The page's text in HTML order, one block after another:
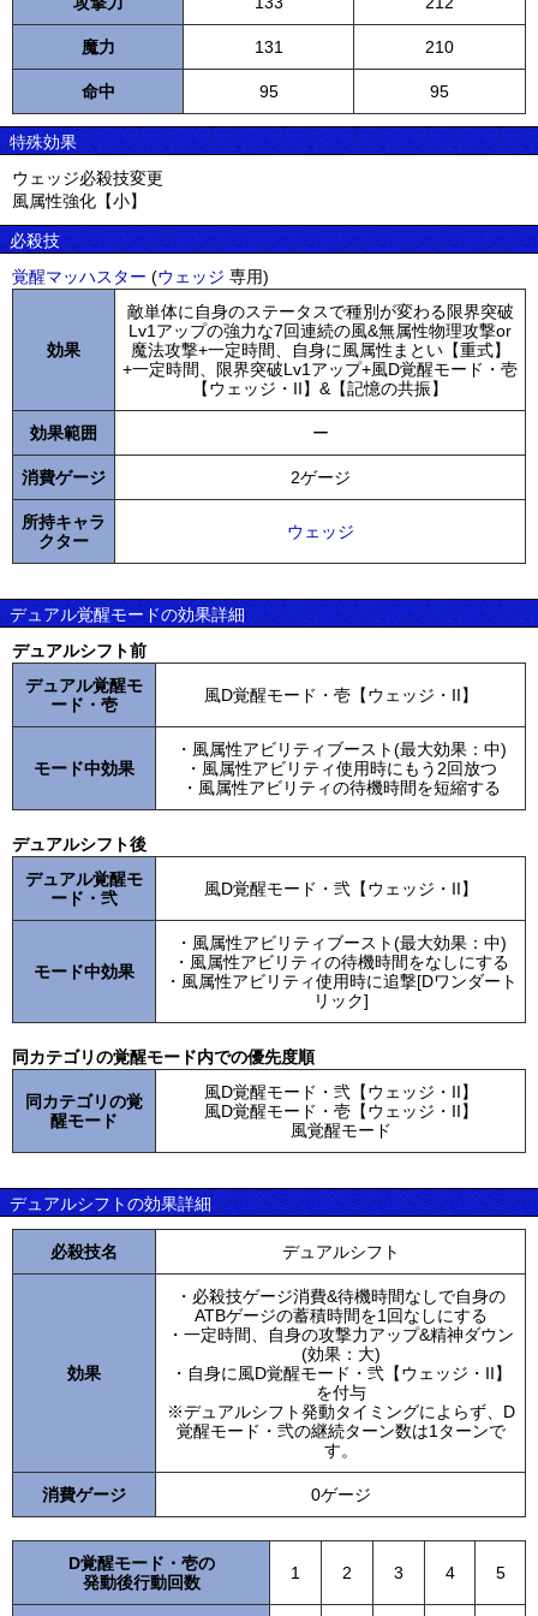
魔力 131 210
命中 95 95
特殊効果
ウェッジ必殺技変更
風属性強化【小】
必殺技
覚醒マッハスター (ウェッジ 専用)
効果
敵単体に自身のステータスで種別が変わる限界突破
Lv1アップの強力な7回連続の風&無属性物理攻撃or
魔法攻撃+一定時間、自身に風属性まとい【重式】
+一定時間、限界突破Lv1アップ+風D覚醒モード・壱
【ウェッジ・II】&【記憶の共振】
効果範囲 ー
消費ゲージ 2ゲージ
所持キャラ
クター
ウェッジ
デュアル覚醒モードの効果詳細
デュアルシフト前
デュアル覚醒モ
ード・壱
風D覚醒モード・壱【ウェッジ・II】
モード中効果
・風属性アビリティブースト(最大効果：中)
・風属性アビリティ使用時にもう2回放つ
・風属性アビリティの待機時間を短縮する
デュアルシフト後
デュアル覚醒モ
ード・弐
風D覚醒モード・弐【ウェッジ・II】
モード中効果
・風属性アビリティブースト(最大効果：中)
・風属性アビリティの待機時間をなしにする
・風属性アビリティ使用時に追撃[Dワンダート
リック]
同カテゴリの覚醒モード内での優先度順
同カテゴリの覚
醒モード
風D覚醒モード・弐【ウェッジ・II】
風D覚醒モード・壱【ウェッジ・II】
風覚醒モード
デュアルシフトの効果詳細
必殺技名 デュアルシフト
効果
・必殺技ゲージ消費&待機時間なしで自身の
ATBゲージの蓄積時間を1回なしにする
・一定時間、自身の攻撃力アップ&精神ダウン
(効果：大)
・自身に風D覚醒モード・弐【ウェッジ・II】
を付与
※デュアルシフト発動タイミングによらず、D
覚醒モード・弐の継続ターン数は1ターンで
す。
消費ゲージ 0ゲージ
D覚醒モード・壱の
発動後行動回数
1 2 3 4 5